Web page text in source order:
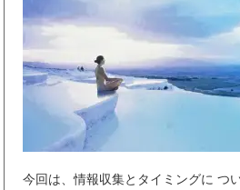
今回は、情報収集とタイミングに つ